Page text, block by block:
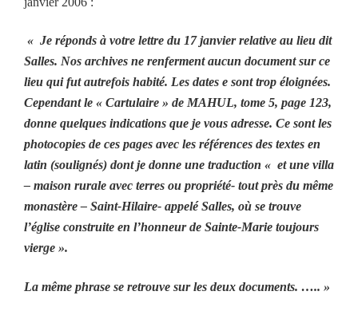
« Je réponds à votre lettre du 17 janvier relative au lieu dit
Salles. Nos archives ne renferment aucun document sur ce
lieu qui fut autrefois habité. Les dates e sont trop éloignées.
Cependant le « Cartulaire » de MAHUL, tome 5, page 123,
donne quelques indications que je vous adresse. Ce sont les
photocopies de ces pages avec les références des textes en
latin (soulignés) dont je donne une traduction « et une villa
– maison rurale avec terres ou propriété- tout près du même
monastère – Saint-Hilaire- appelé Salles, où se trouve
l’église construite en l’honneur de Sainte-Marie toujours
vierge ».
La même phrase se retrouve sur les deux documents. ….. »